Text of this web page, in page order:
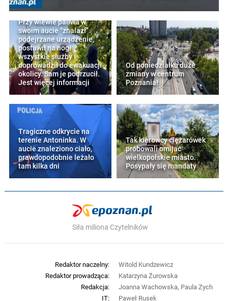
Przy wlewie paliwa w
swoim aucie "znalazł"
podejrzane urządzenie,
postawił na nogi
wszystkie służby i
doprowadził do ewakuacji
okolicy. Sam je podrzucił.
Jest więcej informacji
Od poniedziałku duże
zmiany w centrum
Poznania!
Tragiczne odkrycie na
terenie Antoninka. W
aucie znaleziono ciało,
prawdopodobnie leżało
tam kilka dni
Tak kierowcy ciężarówek
próbowali omijać
wielkopolskie miasto.
Posypały się mandaty
Siła miliona Czytelników
Redaktor naczelny:
Witold Kundzewicz
Redaktor prowadząca:
Katarzyna Żurowska
Redakcja:
Joanna Wachowska, Paula Zych
IT:
Paweł Rusek